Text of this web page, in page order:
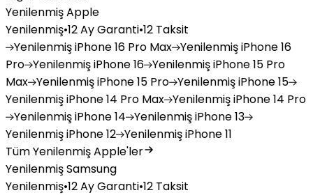
Yenilenmiş Apple
Yenilenmiş•12 Ay Garanti•12 Taksit
YenilenmişiPhone 16 Pro Max YenilenmişiPhone 16
Pro YenilenmişiPhone 16 YenilenmişiPhone 15 Pro
Max YenilenmişiPhone 15 Pro YenilenmişiPhone 15
YenilenmişiPhone 14 Pro Max YenilenmişiPhone 14 Pro
YenilenmişiPhone 14 YenilenmişiPhone 13
YenilenmişiPhone 12 YenilenmişiPhone 11
Tüm Yenilenmiş Apple'ler
Yenilenmiş Samsung
Yenilenmiş•12 Ay Garanti•12 Taksit